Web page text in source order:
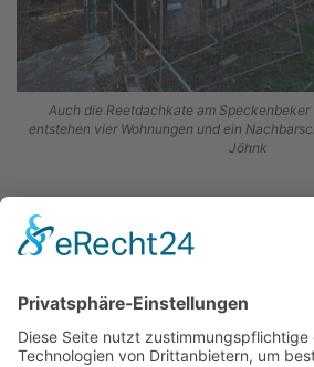
Auch die Reetdachkate am Speckenbeker
entstehen vier Wohnungen und ein
Jöhnk